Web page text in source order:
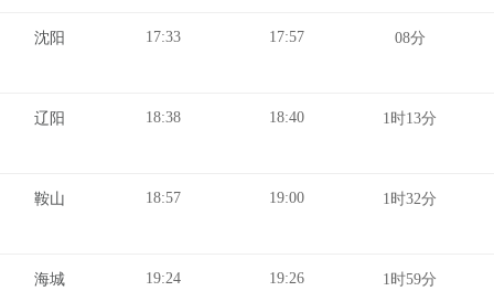
沈阳 17:33 17:57 08分
辽阳 18:38 18:40 1时13分
鞍山 18:57 19:00 1时32分
海城 19:24 19:26 1时59分